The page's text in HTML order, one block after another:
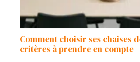
Comment choisir ses chaises
critères à prendre en compte